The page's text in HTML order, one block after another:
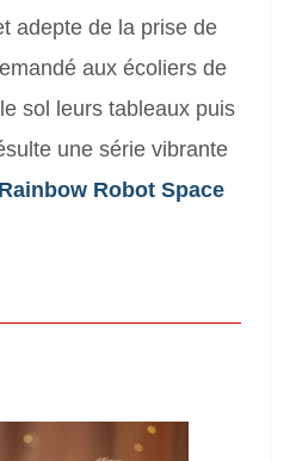
adepte de la prise de
aux écoliers de
sol leurs tableaux puis
une série vibrante
Robot Space